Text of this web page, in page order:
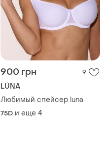
900 грн 9
LÚNA
Любимый спейсер luna
75D и еще 4